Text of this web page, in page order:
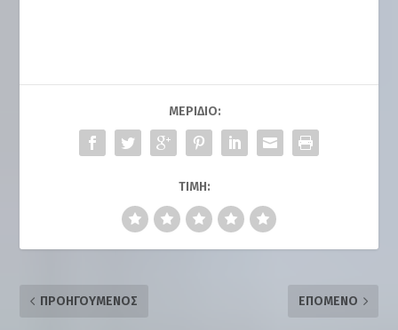
ΜΕΡΊΔΙΟ:
ΤΙΜΉ:
ΠΡΟΗΓΟΎΜΕΝΟΣ ΕΠΌΜΕΝΟ